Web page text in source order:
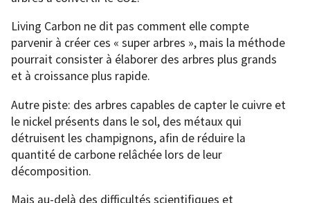
Living Carbon ne dit pas comment elle compte
parvenir à créer ces « super arbres », mais la méthode
pourrait consister à élaborer des arbres plus grands
et à croissance plus rapide.
Autre piste: des arbres capables de capter le cuivre et
le nickel présents dans le sol, des métaux qui
détruisent les champignons, afin de réduire la
quantité de carbone relâchée lors de leur
décomposition.
Mais au-delà des difficultés scientifiques et